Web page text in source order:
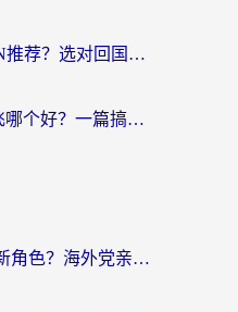
海外党必看：便宜VPN推荐？选对回国加速器才能无缝刷国内剧玩国服
海外党纠结斧牛和浩飞哪个好？一篇搞定回国加速器选择+无缝访问国内资源指南
越南怎么玩时空猎人-新角色？海外党亲测有效的国服游戏加速指南